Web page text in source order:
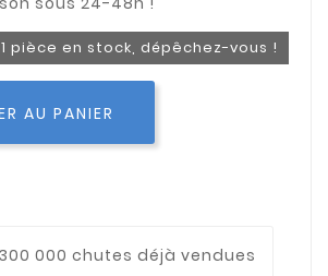
pièce en stock, dépêchez-vous !
AU PANIER
000 chutes déjà vendues